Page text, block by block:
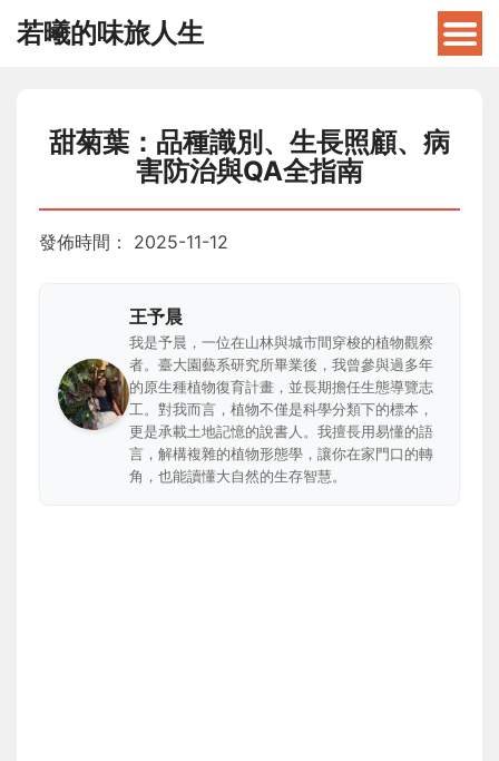
若曦的味旅人生
甜菊葉：品種識別、生長照顧、病
害防治與QA全指南
發佈時間： 2025-11-12
王予晨
我是予晨，一位在山林與城市間穿梭的植物觀察
者。臺大園藝系研究所畢業後，我曾參與過多年
的原生種植物復育計畫，並長期擔任生態導覽志
工。對我而言，植物不僅是科學分類下的標本，
更是承載土地記憶的說書人。我擅長用易懂的語
言，解構複雜的植物形態學，讓你在家門口的轉
角，也能讀懂大自然的生存智慧。